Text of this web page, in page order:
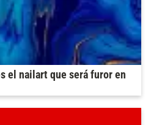
el nailart que será furor en